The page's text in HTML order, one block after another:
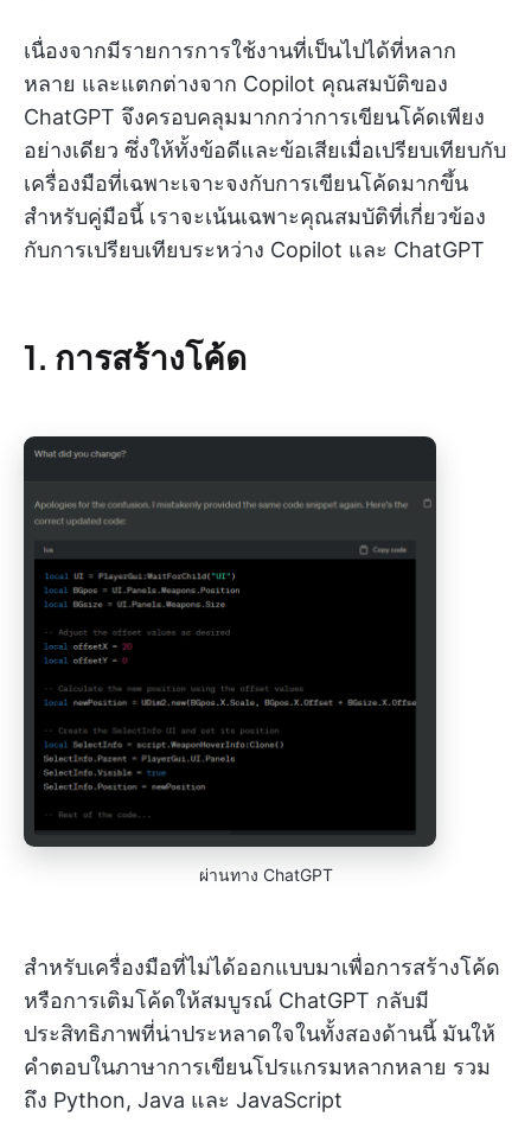
เนื่องจากมีรายการการใช้งานที่เป็นไปได้ที่หลาก
หลาย และแตกต่างจาก Copilot คุณสมบัติของ
ChatGPT จึงครอบคลุมมากกว่าการเขียนโค้ดเพียง
อย่างเดียว ซึ่งให้ทั้งข้อดีและข้อเสียเมื่อเปรียบเทียบกับ
เครื่องมือที่เฉพาะเจาะจงกับการเขียนโค้ดมากขึ้น
สำหรับคู่มือนี้ เราจะเน้นเฉพาะคุณสมบัติที่เกี่ยวข้อง
กับการเปรียบเทียบระหว่าง Copilot และ ChatGPT
1. การสร้างโค้ด
ผ่านทาง ChatGPT
สำหรับเครื่องมือที่ไม่ได้ออกแบบมาเพื่อการสร้างโค้ด
หรือการเติมโค้ดให้สมบูรณ์ ChatGPT กลับมี
ประสิทธิภาพที่น่าประหลาดใจในทั้งสองด้านนี้ มันให้
คำตอบในภาษาการเขียนโปรแกรมหลากหลาย รวม
ถึง Python, Java และ JavaScript